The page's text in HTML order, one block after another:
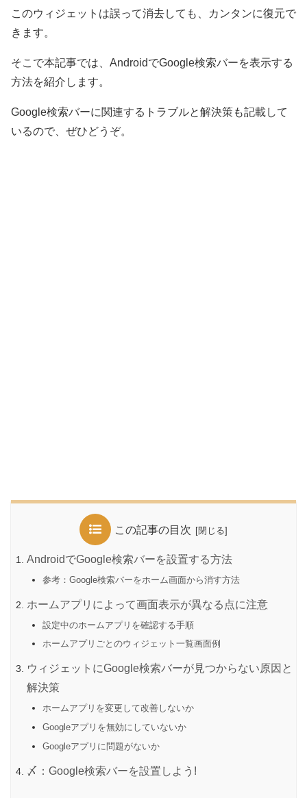
このウィジェットは誤って消去しても、カンタンに復元で
きます。
そこで本記事では、AndroidでGoogle検索バーを表示する
方法を紹介します。
Google検索バーに関連するトラブルと解決策も記載して
いるので、ぜひどうぞ。
この記事の目次
AndroidでGoogle検索バーを設置する方法
参考：Google検索バーをホーム画面から消す方法
ホームアプリによって画面表示が異なる点に注意
設定中のホームアプリを確認する手順
ホームアプリごとのウィジェット一覧画面例
ウィジェットにGoogle検索バーが見つからない原因と
解決策
ホームアプリを変更して改善しないか
Googleアプリを無効にしていないか
Googleアプリに問題がないか
〆：Google検索バーを設置しよう!